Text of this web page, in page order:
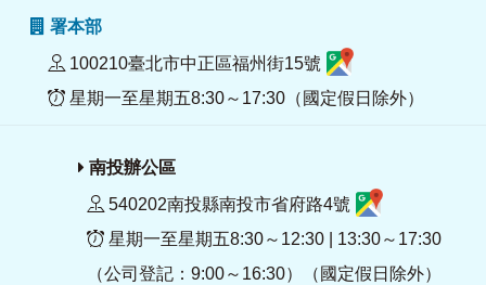
署本部
100210臺北市中正區福州街15號
星期一至星期五8:30～17:30（國定假日除外）
南投辦公區
540202南投縣南投市省府路4號
星期一至星期五8:30～12:30 | 13:30～17:30
（公司登記：9:00～16:30）（國定假日除外）